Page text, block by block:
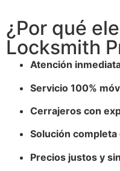
¿Por qué
Locksmith
Atención
Servicio 100%
Cerrajeros con
Solución
Precios justos y